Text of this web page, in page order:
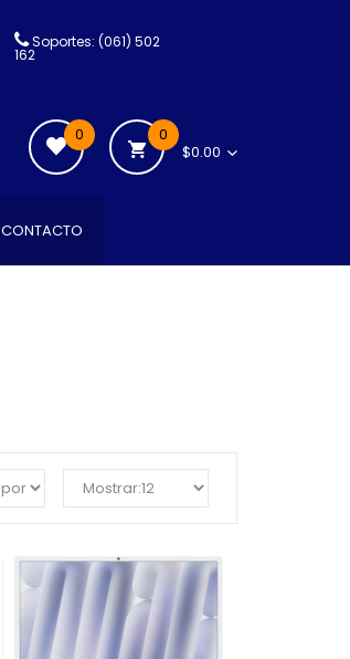
Soportes: (061) 502
162
0
$0.00
0
CONTACTO